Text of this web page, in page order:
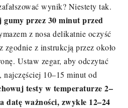
wynik? Niestety tak.
przez 30 minut przed
z nosa delikatnie oczyść
z instrukcją przez około
Ustaw zegar, aby odczytać
najczęściej 10–15 minut od
testy w temperaturze 2–
datę ważności, zwykle 12–24